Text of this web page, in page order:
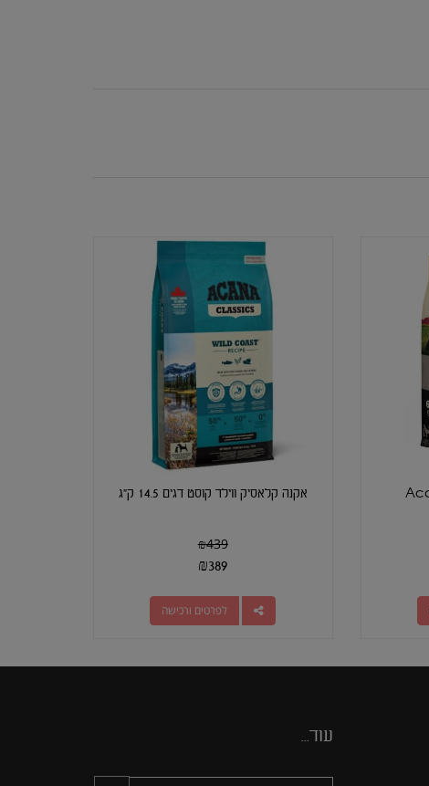
אקנה קלאסיק ווילד קוסט דגים 14.5 ק"ג
₪439
₪389
לפרטים ורכישה
עוד...